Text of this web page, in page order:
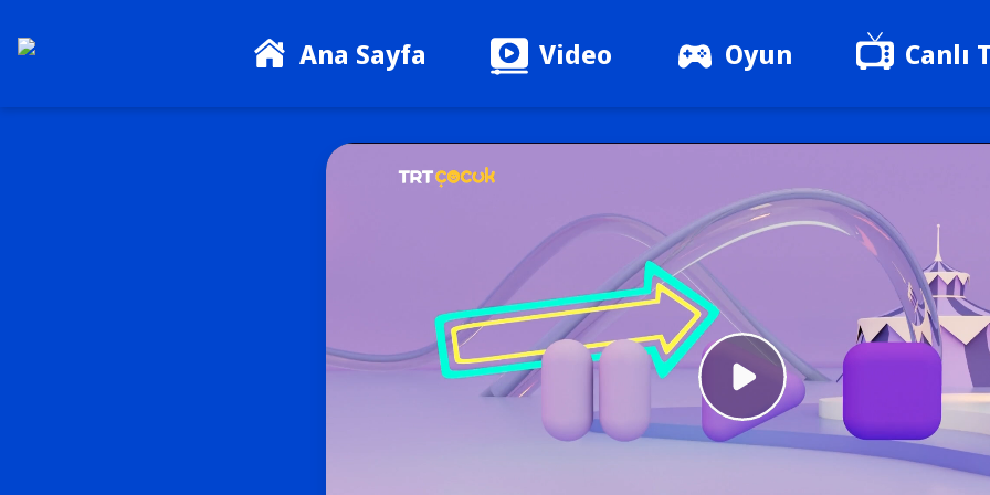
Ana Sayfa Video Oyun Canlı